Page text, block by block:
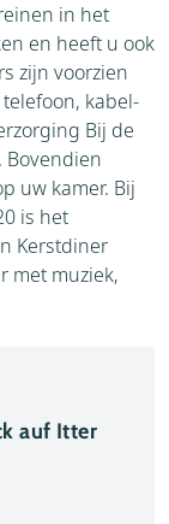
in het
en heeft u ook
zijn voorzien
kabel-
Bij de
uw kamer. Bij
is het
Kerstdiner
met muziek,
auf Itter